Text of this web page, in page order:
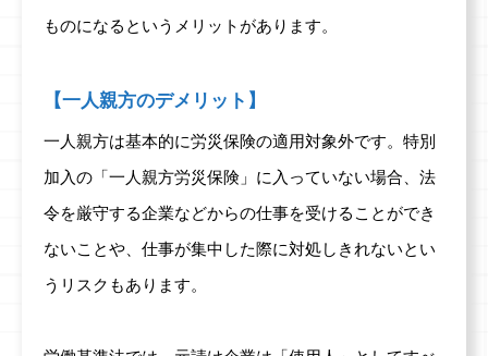
ものになるというメリットがあります。
【一人親方のデメリット】
一人親方は基本的に労災保険の適用対象外です。特別
加入の「一人親方労災保険」に入っていない場合、法
令を厳守する企業などからの仕事を受けることができ
ないことや、仕事が集中した際に対処しきれないとい
うリスクもあります。